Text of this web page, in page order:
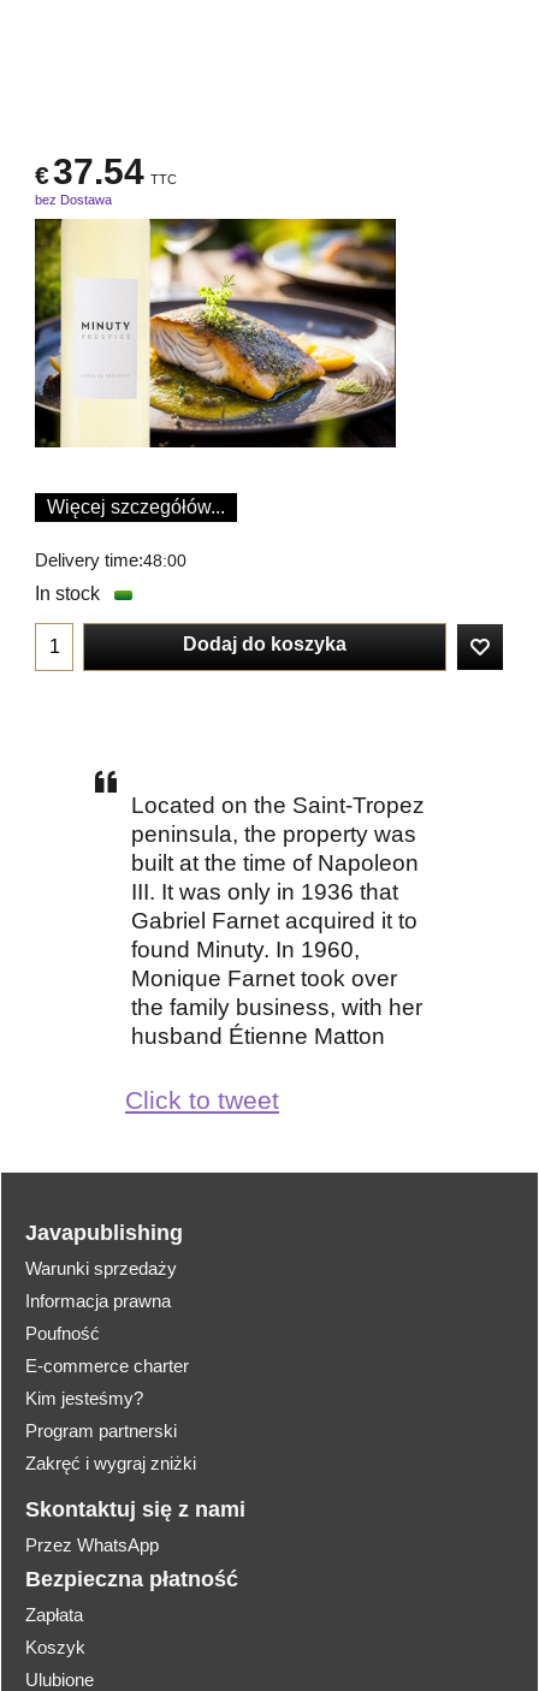
€37.54 TTC
bez Dostawa
Więcej szczegółów...
Delivery time:48:00
In stock
Dodaj do koszyka
Located on the Saint-Tropez
peninsula, the property was
built at the time of Napoleon
III. It was only in 1936 that
Gabriel Farnet acquired it to
found Minuty. In 1960,
Monique Farnet took over
the family business, with her
husband Étienne Matton
Click to tweet
Javapublishing
Warunki sprzedaży
Informacja prawna
Poufność
E-commerce charter
Kim jesteśmy?
Program partnerski
Zakręć i wygraj zniżki
Skontaktuj się z nami
Przez WhatsApp
Bezpieczna płatność
Zapłata
Koszyk
Ulubione